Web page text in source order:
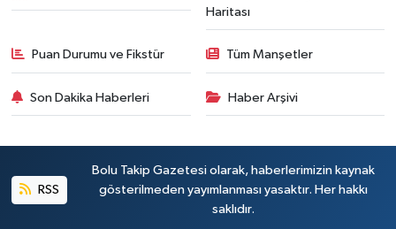
Haritası
Puan Durumu ve Fikstür Tüm Manşetler
Son Dakika Haberleri Haber Arşivi
RSS
Bolu Takip Gazetesi olarak, haberlerimizin kaynak
gösterilmeden yayımlanması yasaktır. Her hakkı
saklıdır.